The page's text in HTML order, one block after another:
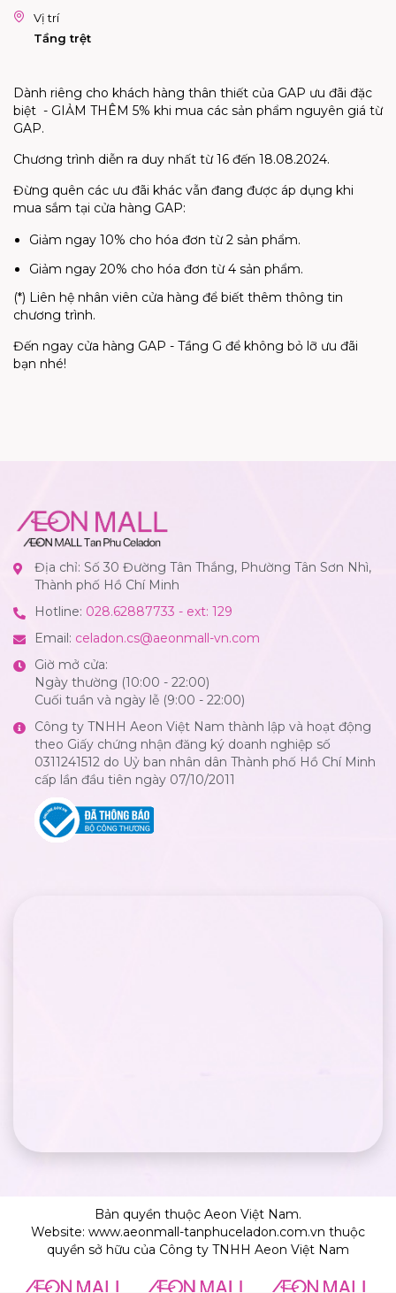
Vị trí
Tầng trệt
Dành riêng cho khách hàng thân thiết của GAP ưu đãi đặc
biệt - GIẢM THÊM 5% khi mua các sản phẩm nguyên giá từ
GAP.
Chương trình diễn ra duy nhất từ 16 đến 18.08.2024.
Đừng quên các ưu đãi khác vẫn đang được áp dụng khi
mua sắm tại cửa hàng GAP:
Giảm ngay 10% cho hóa đơn từ 2 sản phẩm.
Giảm ngay 20% cho hóa đơn từ 4 sản phẩm.
(*) Liên hệ nhân viên cửa hàng để biết thêm thông tin
chương trình.
Đến ngay cửa hàng GAP - Tầng G để không bỏ lỡ ưu đãi
bạn nhé!
Địa chỉ: Số 30 Đường Tân Thắng, Phường Tân Sơn Nhì,
Thành phố Hồ Chí Minh
Hotline: 028.62887733 - ext: 129
Email: celadon.cs@aeonmall-vn.com
Giờ mở cửa:
Ngày thường (10:00 - 22:00)
Cuối tuần và ngày lễ (9:00 - 22:00)
Công ty TNHH Aeon Việt Nam thành lập và hoạt động
theo Giấy chứng nhận đăng ký doanh nghiệp số
0311241512 do Uỷ ban nhân dân Thành phố Hồ Chí Minh
cấp lần đầu tiên ngày 07/10/2011
Bản quyền thuộc Aeon Việt Nam.
Website: www.aeonmall-tanphuceladon.com.vn thuộc
quyền sở hữu của Công ty TNHH Aeon Việt Nam